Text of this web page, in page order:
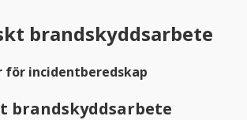
brandskyddsarbete
för incidentberedskap
brandskyddsarbete